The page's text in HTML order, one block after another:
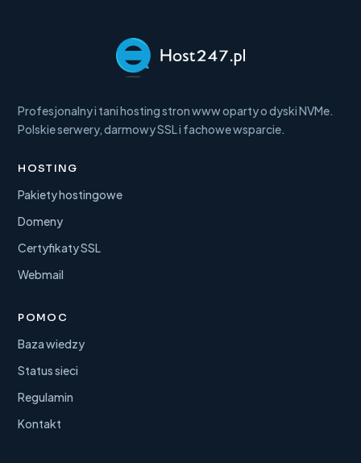
Profesjonalny i tani hosting stron www oparty o dyski NVMe.
Polskie serwery, darmowy SSL i fachowe wsparcie.
HOSTING
Pakiety hostingowe
Domeny
Certyfikaty SSL
Webmail
POMOC
Baza wiedzy
Status sieci
Regulamin
Kontakt